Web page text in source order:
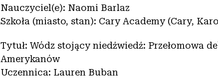
Nauczyciel(e): Naomi Barlaz
Szkoła (miasto, stan): Cary Academy (Cary,
Tytuł: Wódz stojący niedźwiedź: Przełomowa
Amerykanów
Uczennica: Lauren Buban